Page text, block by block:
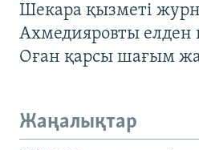
Шекара қызметі
Ахмедияровты
Оған қарсы шағым
Жаңалықтар